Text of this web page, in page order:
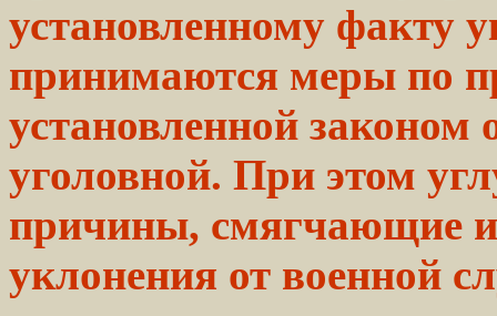
установленному факту
принимаются меры по
установленной законом
уголовной. При этом
причины, смягчающие и
уклонения от военной